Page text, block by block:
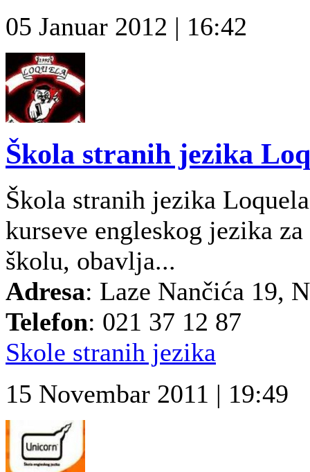
05 Januar 2012 | 16:42
Škola stranih jezika
Škola stranih jezika
kurseve engleskog jezika
školu, obavlja...
Adresa: Laze Nančića 19,
Telefon: 021 37 12 87
Skole stranih jezika
15 Novembar 2011 | 19:49